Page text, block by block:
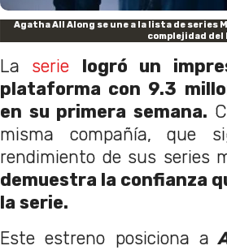
Agatha All Along se une a la lista de series
complejidad del
La serie
logró un
plataforma con 9.3
en su primera semana.
misma compañía, que
rendimiento de sus series
demuestra la confianza
la serie.
Este estreno posiciona a